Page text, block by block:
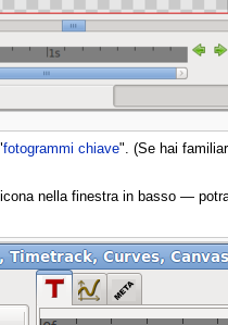
fotogrammi chiave". (Se hai
nella finestra in basso —